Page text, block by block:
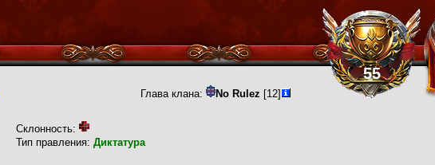
55
Глава клана: No Rulez [12]
Склонность:
Тип правления: Диктатура